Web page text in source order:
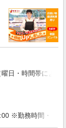
日・時間帯によ
※勤務時間・日